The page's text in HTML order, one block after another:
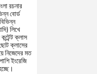
রচনার
বোর্ড
লিখে
ক্লাস
ক্লাসের
নিজেদের মত
ইংরেজি